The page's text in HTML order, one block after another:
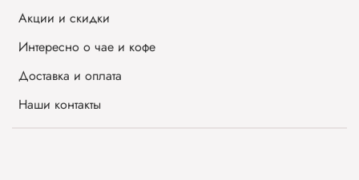
Акции и скидки
Интересно о чае и кофе
Доставка и оплата
Наши контакты